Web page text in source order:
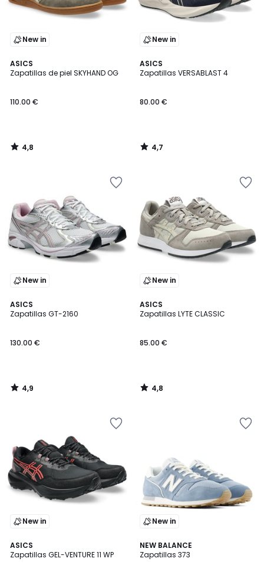
New in
ASICS
Zapatillas de piel SKYHAND OG
110.00 €
4,8
/ 5
4,8
/
New in
ASICS
Zapatillas VERSABLAST 4
80.00 €
4,7
/ 5
4,7
/
New in
ASICS
Zapatillas GT-2160
130.00 €
4,9
/ 5
4,9
/
New in
ASICS
Zapatillas LYTE CLASSIC
85.00 €
4,8
/ 5
4,8
/
New in
ASICS
Zapatillas GEL-VENTURE 11 WP
4,8
/ 5
New in
NEW BALANCE
Zapatillas 373